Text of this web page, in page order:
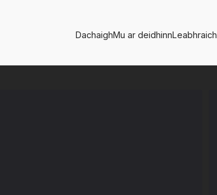
DachaighMu ar deidhinn